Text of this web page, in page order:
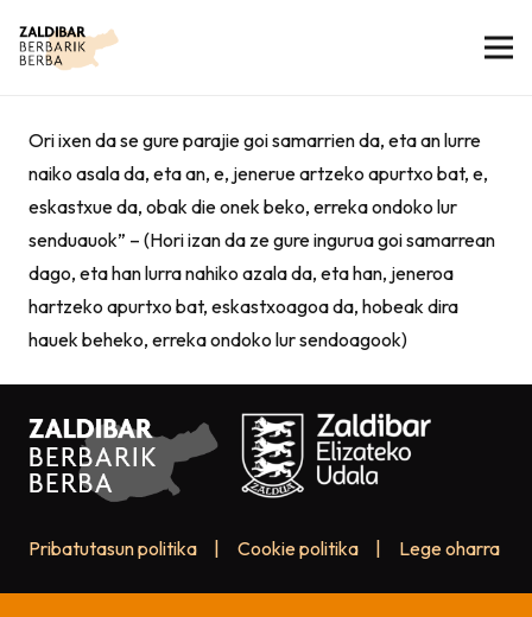
Ori ixen da se gure parajie goi samarrien da, eta an lurre
naiko asala da, eta an, e, jenerue artzeko apurtxo bat, e,
eskastxue da, obak die onek beko, erreka ondoko lur
senduauok” – (Hori izan da ze gure ingurua goi samarrean
dago, eta han lurra nahiko azala da, eta han, jeneroa
hartzeko apurtxo bat, eskastxoagoa da, hobeak dira
hauek beheko, erreka ondoko lur sendoagook)
Pribatutasun politika Cookie politika Lege oharra